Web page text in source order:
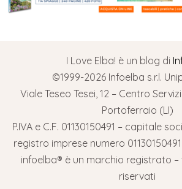
I Love Elba! è un blog di
©1999-2026 Infoelba s.r.l.
Viale Teseo Tesei, 12 – Centro
Portoferraio (LI)
P.IVA e C.F. 01130150491 – capitale
registro imprese numero 01130150491
infoelba® è un marchio registrato
riservati